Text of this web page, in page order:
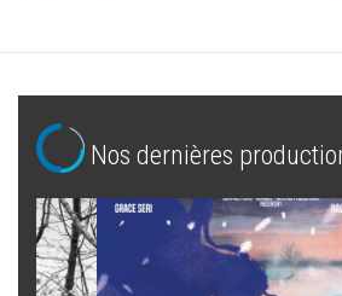
Nos dernières